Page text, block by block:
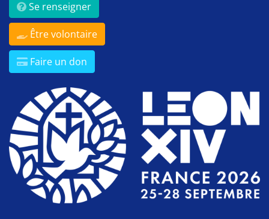
Se renseigner
Être volontaire
Faire un don